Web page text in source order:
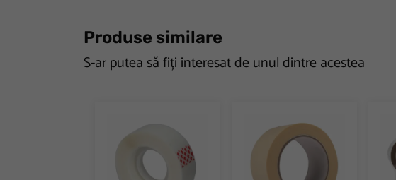
Produse similare
S-ar putea să fiți interesat de unul dintre acestea